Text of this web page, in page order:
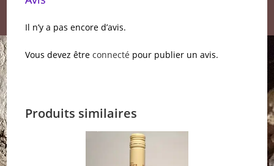
Il n’y a pas encore d’avis.
Vous devez êtreconnecté pour publier un avis.
Produits similaires